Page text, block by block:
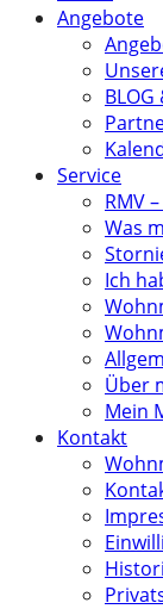
Angebote
Service
RMV
Was
Ich
Über
Mein
Kontakt